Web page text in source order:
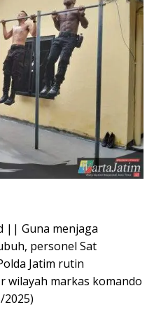
|| Guna menjaga
personel Sat
Jatim rutin
wilayah markas komando
2025)